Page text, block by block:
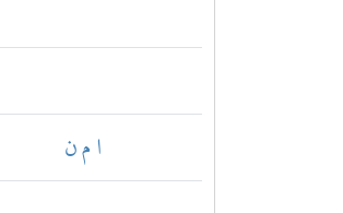
ا م ن